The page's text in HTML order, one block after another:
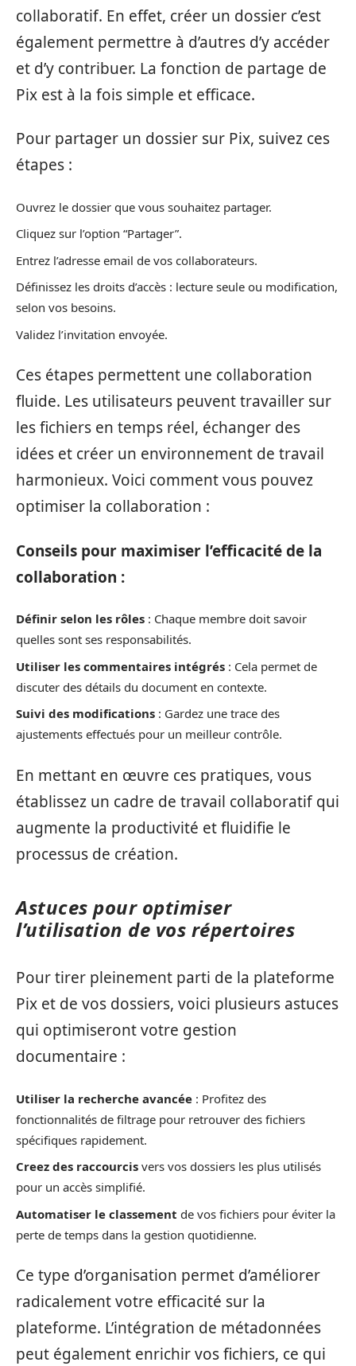
collaboratif. En effet, créer un dossier c’est
également permettre à d’autres d’y accéder
et d’y contribuer. La fonction de partage de
Pix est à la fois simple et efficace.
Pour partager un dossier sur Pix, suivez ces
étapes :
Ouvrez le dossier que vous souhaitez partager.
Cliquez sur l’option “Partager”.
Entrez l’adresse email de vos collaborateurs.
Définissez les droits d’accès : lecture seule ou modification,
selon vos besoins.
Validez l’invitation envoyée.
Ces étapes permettent une collaboration
fluide. Les utilisateurs peuvent travailler sur
les fichiers en temps réel, échanger des
idées et créer un environnement de travail
harmonieux. Voici comment vous pouvez
optimiser la collaboration :
Conseils pour maximiser l’efficacité de la
collaboration :
Définir selon les rôles : Chaque membre doit savoir
quelles sont ses responsabilités.
Utiliser les commentaires intégrés : Cela permet de
discuter des détails du document en contexte.
Suivi des modifications : Gardez une trace des
ajustements effectués pour un meilleur contrôle.
En mettant en œuvre ces pratiques, vous
établissez un cadre de travail collaboratif qui
augmente la productivité et fluidifie le
processus de création.
Astuces pour optimiser
l’utilisation de vos répertoires
Pour tirer pleinement parti de la plateforme
Pix et de vos dossiers, voici plusieurs astuces
qui optimiseront votre gestion
documentaire :
Utiliser la recherche avancée : Profitez des
fonctionnalités de filtrage pour retrouver des fichiers
spécifiques rapidement.
Creez des raccourcis vers vos dossiers les plus utilisés
pour un accès simplifié.
Automatiser le classement de vos fichiers pour éviter la
perte de temps dans la gestion quotidienne.
Ce type d’organisation permet d’améliorer
radicalement votre efficacité sur la
plateforme. L’intégration de métadonnées
peut également enrichir vos fichiers, ce qui